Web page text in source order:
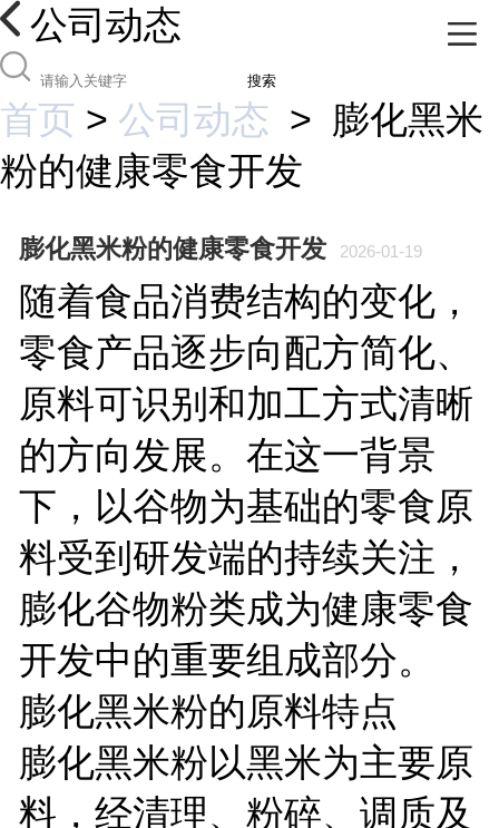
公司动态
搜索
首页 > 公司动态 > 膨化黑米
粉的健康零食开发
膨化黑米粉的健康零食开发 2026-01-19
随着食品消费结构的变化，
零食产品逐步向配方简化、
原料可识别和加工方式清晰
的方向发展。在这一背景
下，以谷物为基础的零食原
料受到研发端的持续关注，
膨化谷物粉类成为健康零食
开发中的重要组成部分。
膨化黑米粉的原料特点
膨化黑米粉以黑米为主要原
料，经清理、粉碎、调质及